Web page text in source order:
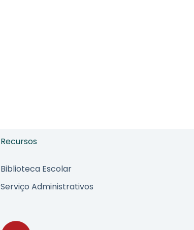
Recursos
Biblioteca Escolar
Serviço Administrativos